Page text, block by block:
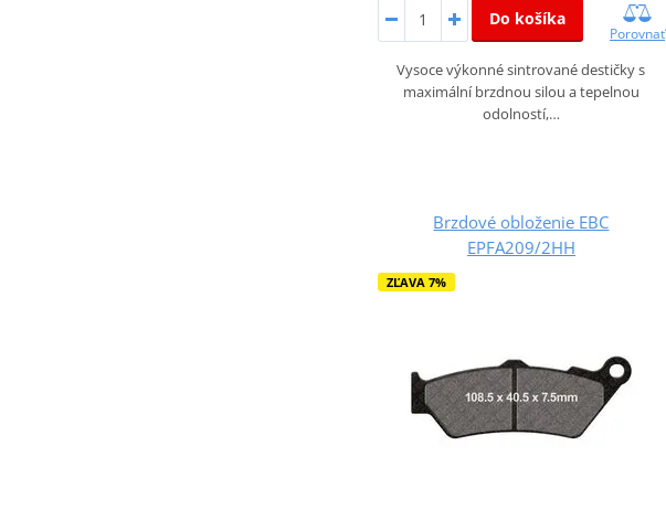
Do košíka
Porovnať
Vysoce výkonné sintrované destičky s
maximální brzdnou silou a tepelnou
odolností,…
Brzdové obloženie EBC
EPFA209/2HH
ZĽAVA 7%